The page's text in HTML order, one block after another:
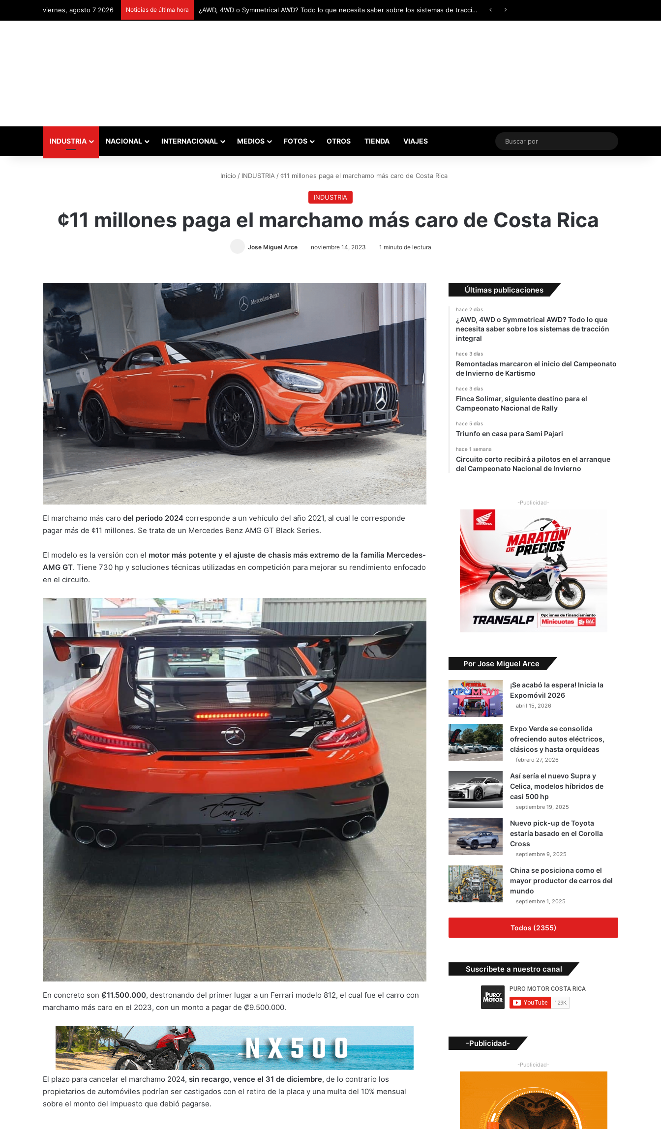
viernes, agosto 7 2026 Noticias de última hora Remontadas marcaron el inicio del Campeonato de Invierno de Kartismo
INDUSTRIA NACIONAL INTERNACIONAL MEDIOS FOTOS OTROS TIENDA VIAJES
Buscar
por
Inicio / INDUSTRIA / ¢11 millones paga el marchamo más caro de Costa Rica
INDUSTRIA
¢11 millones paga el marchamo más caro de Costa Rica
Jose Miguel Arce noviembre 14, 2023 1 minuto de lectura
El marchamo más caro del periodo 2024 corresponde a un vehículo del año 2021, al cual le corresponde
pagar más de ¢11 millones. Se trata de un Mercedes Benz AMG GT Black Series.
El modelo es la versión con el motor más potente y el ajuste de chasis más extremo de la familia Mercedes-
AMG GT. Tiene 730 hp y soluciones técnicas utilizadas en competición para mejorar su rendimiento enfocado
en el circuito.
En concreto son ₡11.500.000, destronando del primer lugar a un Ferrari modelo 812, el cual fue el carro con
marchamo más caro en el 2023, con un monto a pagar de ₡9.500.000.
El plazo para cancelar el marchamo 2024, sin recargo, vence el 31 de diciembre, de lo contrario los
propietarios de automóviles podrían ser castigados con el retiro de la placa y una multa del 10% mensual
sobre el monto del impuesto que debió pagarse.
Últimas publicaciones
hace 2 días
¿AWD, 4WD o Symmetrical AWD? Todo lo que
necesita saber sobre los sistemas de tracción
integral
hace 3 días
Remontadas marcaron el inicio del Campeonato
de Invierno de Kartismo
hace 3 días
Finca Solimar, siguiente destino para el
Campeonato Nacional de Rally
hace 5 días
Triunfo en casa para Sami Pajari
hace 1 semana
Circuito corto recibirá a pilotos en el arranque
del Campeonato Nacional de Invierno
-Publicidad-
Por Jose Miguel Arce
¡Se acabó la espera! Inicia la
Expomóvil 2026
abril 15, 2026
Expo Verde se consolida
ofreciendo autos eléctricos,
clásicos y hasta orquídeas
febrero 27, 2026
Así sería el nuevo Supra y
Celica, modelos híbridos de
casi 500 hp
septiembre 19, 2025
Nuevo pick-up de Toyota
estaría basado en el Corolla
Cross
septiembre 9, 2025
China se posiciona como el
mayor productor de carros del
mundo
septiembre 1, 2025
Todos (2355)
Suscríbete a nuestro canal
-Publicidad-
-Publicidad-